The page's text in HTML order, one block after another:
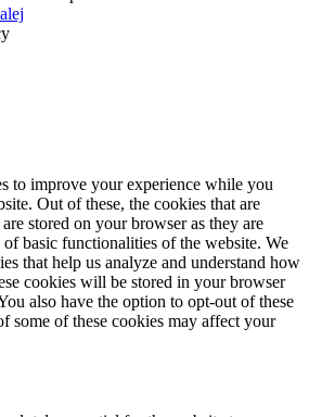
to improve your experience while you
Out of these, the cookies that are
stored on your browser as they are
basic functionalities of the website. We
that help us analyze and understand how
cookies will be stored in your browser
also have the option to opt-out of these
some of these cookies may affect your